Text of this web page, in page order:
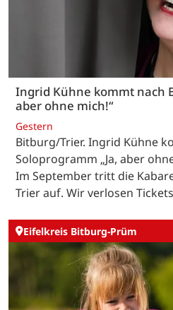
Ingrid Kühne kommt nach
aber ohne mich!“
Gestern
Bitburg/Trier. Ingrid Kühne
Soloprogramm „Ja, aber
Im September tritt die
Trier auf. Wir verlosen
Eifelkreis Bitburg-Prüm